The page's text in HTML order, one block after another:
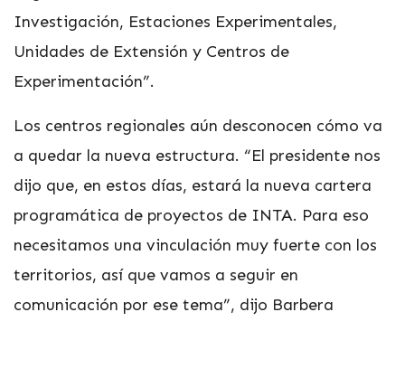
Investigación, Estaciones Experimentales,
Unidades de Extensión y Centros de
Experimentación”.
Los centros regionales aún desconocen cómo va
a quedar la nueva estructura. “El presidente nos
dijo que, en estos días, estará la nueva cartera
programática de proyectos de INTA. Para eso
necesitamos una vinculación muy fuerte con los
territorios, así que vamos a seguir en
comunicación por ese tema”, dijo Barbera